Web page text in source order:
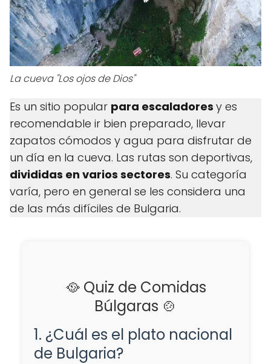
La cueva "Los ojos de Dios"
Es un sitio popular para escaladores y es
recomendable ir bien preparado, llevar
zapatos cómodos y agua para disfrutar de
un día en la cueva. Las rutas son deportivas,
divididas en varios sectores. Su categoría
varía, pero en general se les considera una
de las más difíciles de Bulgaria.
🥘 Quiz de Comidas
Búlgaras 🍲
1. ¿Cuál es el plato nacional
de Bulgaria?